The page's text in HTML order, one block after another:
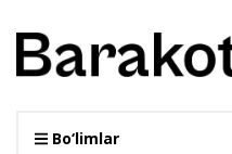
Bo‘limlar